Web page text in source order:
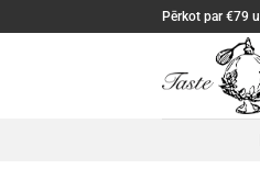
to
Pērkot par €79